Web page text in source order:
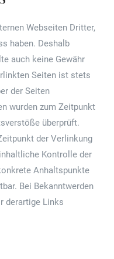
Webseiten Dritter,
haben. Deshalb
auch keine Gewähr
Seiten ist stets
der Seiten
wurden zum Zeitpunkt
überprüft.
der Verlinkung
Kontrolle der
Anhaltspunkte
Bei Bekanntwerden
derartige Links